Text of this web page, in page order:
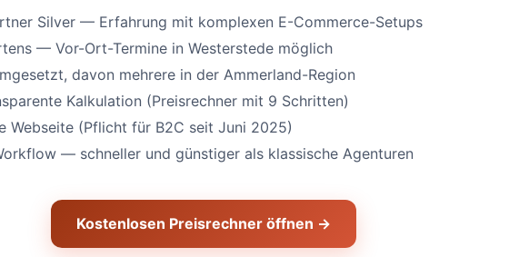
Silver — Erfahrung mit komplexen E-Commerce-Setups
— Vor-Ort-Termine in Westerstede möglich
davon mehrere in der Ammerland-Region
Kalkulation (Preisrechner mit 9 Schritten)
Webseite (Pflicht für B2C seit Juni 2025)
— schneller und günstiger als klassische Agenturen
Kostenlosen Preisrechner öffnen →